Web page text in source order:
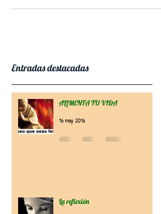
Entradas destacadas
ALIMENTA TU VIDA
16 may 2016
La reflexión